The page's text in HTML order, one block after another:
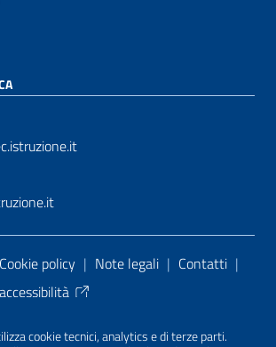
cookie tecnici, analytics e di terze parti.
Utili
Cookie policy | Note legali | Contatti |